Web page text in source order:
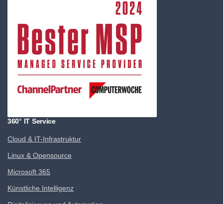
360° IT Service
Cloud & IT-Infrastruktur
Linux & Opensource
Microsoft 365
Künstliche Intelligenz